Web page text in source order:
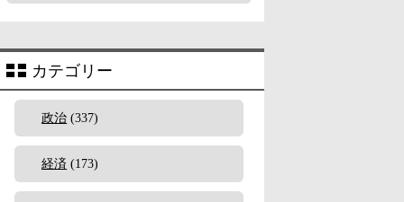
カテゴリー
政治 (337)
経済 (173)